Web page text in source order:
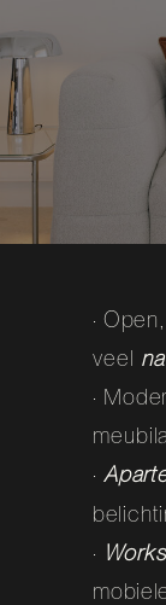
·
veel
·
·
·